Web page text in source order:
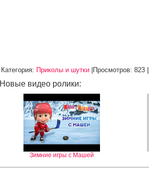
Категория: Приколы и шутки Просмотров: 823 ||
Новые видео ролики:
Зимние игры с Машей